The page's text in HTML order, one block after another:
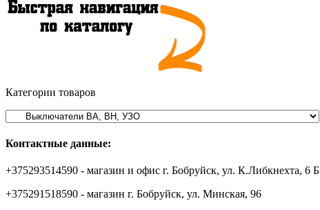
Категории товаров
Контактные данные:
+375293514590 - магазин и офис г. Бобруйск, ул. К.Либкнехта, 6 Б
+375291518590 - магазин г. Бобруйск, ул. Минская, 96